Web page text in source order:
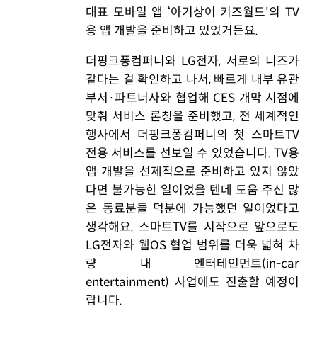
대표 모바일 앱 ‘아기상어 키즈월드'의 TV
용 앱 개발을 준비하고 있었거든요.
더핑크퐁컴퍼니와 LG전자, 서로의 니즈가
같다는 걸 확인하고 나서, 빠르게 내부 유관
부서·파트너사와 협업해 CES 개막 시점에
맞춰 서비스 론칭을 준비했고, 전 세계적인
행사에서 더핑크퐁컴퍼니의 첫 스마트TV
전용 서비스를 선보일 수 있었습니다. TV용
앱 개발을 선제적으로 준비하고 있지 않았
다면 불가능한 일이었을 텐데 도움 주신 많
은 동료분들 덕분에 가능했던 일이었다고
생각해요. 스마트TV를 시작으로 앞으로도
LG전자와 웹OS 협업 범위를 더욱 넓혀 차
량 내 엔터테인먼트(in-car
entertainment) 사업에도 진출할 예정이
랍니다.